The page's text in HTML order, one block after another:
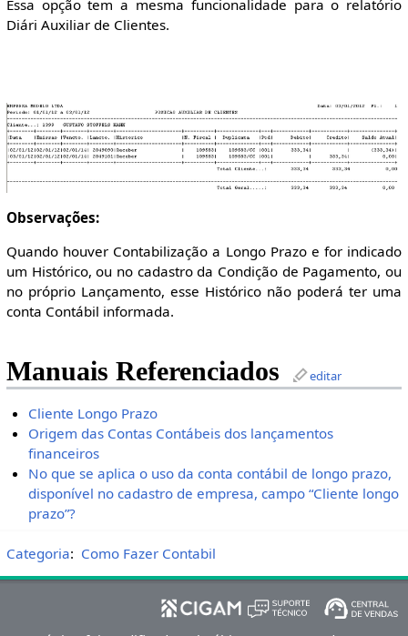
Essa opção tem a mesma funcionalidade para o relatório
Diári Auxiliar de Clientes.
Observações:
Quando houver Contabilização a Longo Prazo e for indicado
um Histórico, ou no cadastro da Condição de Pagamento, ou
no próprio Lançamento, esse Histórico não poderá ter uma
conta Contábil informada.
Manuais Referenciados editar
Cliente Longo Prazo
Origem das Contas Contábeis dos lançamentos
financeiros
No que se aplica o uso da conta contábil de longo prazo,
disponível no cadastro de empresa, campo “Cliente longo
prazo”?
Categoria: Como Fazer Contabil